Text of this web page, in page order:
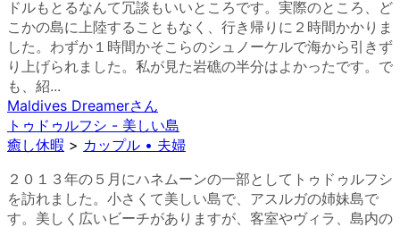
ドルもとるなんて冗談もいいところです。実際のところ、ど
こかの島に上陸することもなく、行き帰りに２時間かかりま
した。わずか１時間かそこらのシュノーケルで海から引きず
り上げられました。私が見た岩礁の半分はよかったです。で
も、紹...
Maldives Dreamerさん
トゥドゥルフシ - 美しい島
癒し休暇 > カップル • 夫婦
２０１３年の５月にハネムーンの一部としてトゥドゥルフシ
を訪れました。小さくて美しい島で、アスルガの姉妹島で
す。美しく広いビーチがありますが、客室やヴィラ、島内の